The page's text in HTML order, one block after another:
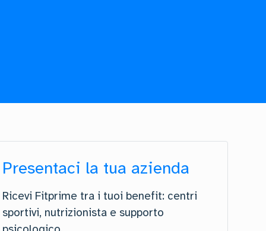
Presentaci la tua azienda
Ricevi Fitprime tra i tuoi benefit: centri
sportivi, nutrizionista e supporto